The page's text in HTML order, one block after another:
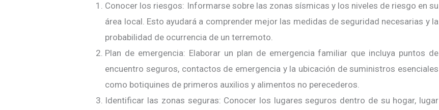
Conocer los riesgos: Informarse sobre las zonas sísmicas y los niveles de riesgo en su
área local. Esto ayudará a comprender mejor las medidas de seguridad necesarias y la
probabilidad de ocurrencia de un terremoto.
Plan de emergencia: Elaborar un plan de emergencia familiar que incluya puntos de
encuentro seguros, contactos de emergencia y la ubicación de suministros esenciales
como botiquines de primeros auxilios y alimentos no perecederos.
Identificar las zonas seguras: Conocer los lugares seguros dentro de su hogar, lugar